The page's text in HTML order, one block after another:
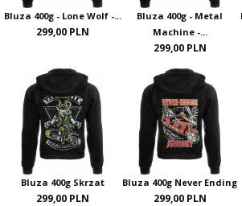
Bluza 400g - Lone Wolf -...
299,00 PLN
Bluza 400g - Metal
Machine -...
299,00 PLN
Bluza 400g Skrzat
299,00 PLN
Bluza 400g Never Ending
299,00 PLN